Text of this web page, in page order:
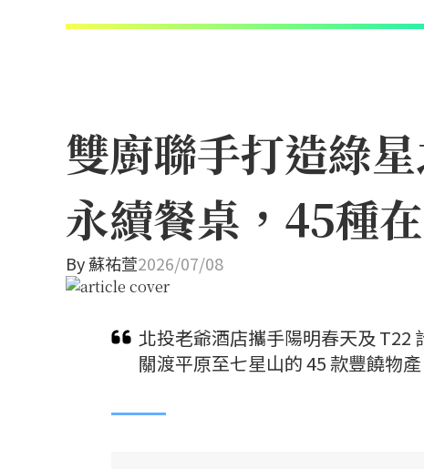
雙廚聯手打造綠
永續餐桌，45種
By蘇祐萱2026/07/08
北投老爺酒店攜手陽明春天及 T22
關渡平原至七星山的 45 款豐饒物